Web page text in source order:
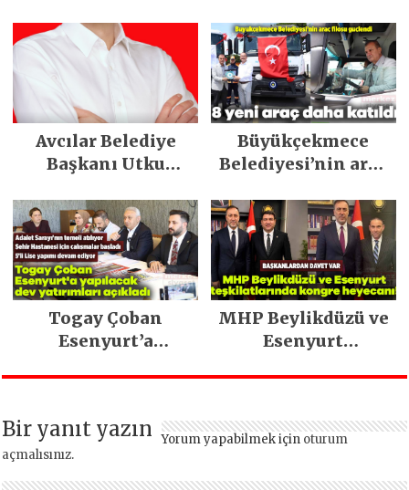
yeni marka
stratejisiyle
geleceğe taşıyor
Avcılar Belediye
Başkanı Utku
tahliye edildi
Büyükçekmece
Belediyesi’nin araç
Togay Çoban
Esenyurt’a
MHP Beylikdüzü ve
Esenyurt
Bir yanıt yazın Yorum yapabilmek için oturum
açmalısınız.